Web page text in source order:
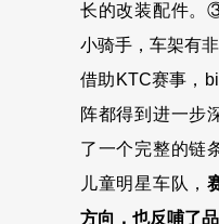
长的改装配件。
小骑手，车架有
借助KTC赛事，
阵都得到进一步
了一个完整的链
儿童明星车队，
方向，也反哺了品